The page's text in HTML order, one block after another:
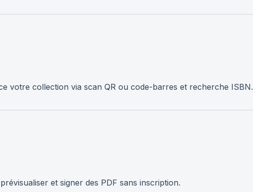
votre collection via scan QR ou code-barres et recherche ISBN.
et signer des PDF sans inscription.